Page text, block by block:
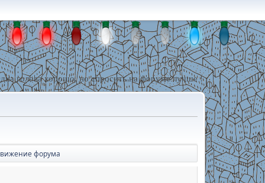
голова хорошо, но спросить на форуме лучше !
форума